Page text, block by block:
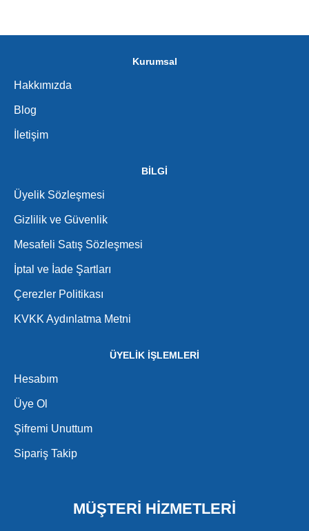
Kurumsal
Hakkımızda
Blog
İletişim
BİLGİ
Üyelik Sözleşmesi
Gizlilik ve Güvenlik
Mesafeli Satış Sözleşmesi
İptal ve İade Şartları
Çerezler Politikası
KVKK Aydınlatma Metni
ÜYELİK İŞLEMLERİ
Hesabım
Üye Ol
Şifremi Unuttum
Sipariş Takip
MÜŞTERİ HİZMETLERİ